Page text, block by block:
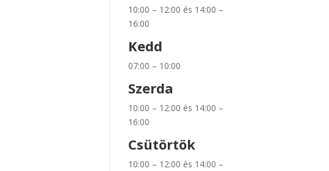
10:00 – 12:00 és 14:00 –
16:00
Kedd
07:00 – 10:00
Szerda
10:00 – 12:00 és 14:00 –
16:00
Csütörtök
10:00 – 12:00 és 14:00 –